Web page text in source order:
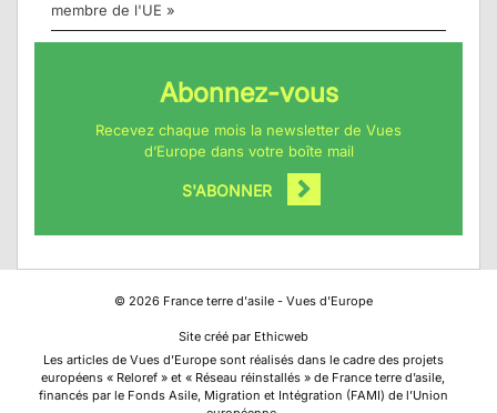
membre de l'UE »
Abonnez-vous
Recevez chaque mois la newsletter de Vues
d’Europe dans votre boîte mail
S'ABONNER
© 2026France terre d'asile - Vues d'Europe
Site créé par Ethicweb
Les articles de Vues d’Europe sont réalisés dans le cadre des projets
européens « Reloref » et « Réseau réinstallés » de France terre d’asile,
financés par le Fonds Asile, Migration et Intégration (FAMI) de l’Union